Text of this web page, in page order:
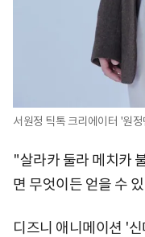
서원정 틱톡 크리에이터 '원
"살라카 둘라 메치카
면 무엇이든 얻을 수
디즈니 애니메이션 '